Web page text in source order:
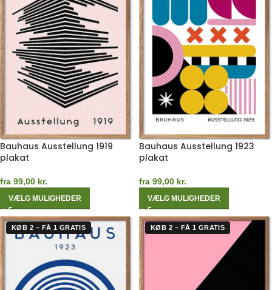
Bauhaus Ausstellung 1919
plakat
fra 99,00 kr.
VÆLG MULIGHEDER
Bauhaus Ausstellung 1923
plakat
fra 99,00 kr.
VÆLG MULIGHEDER
KØB 2 – FÅ 1 GRATIS KØB 2 – FÅ 1 GRATIS